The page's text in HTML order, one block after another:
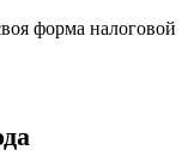
форма налоговой